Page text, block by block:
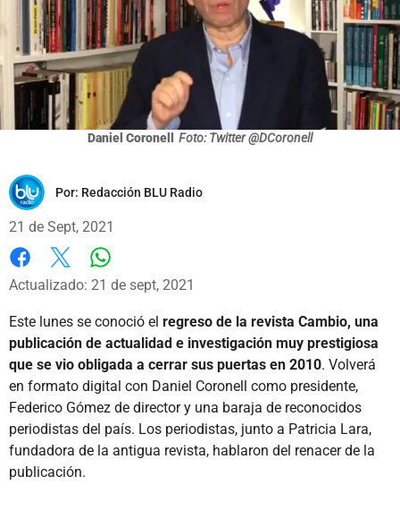
Daniel Coronell Foto: Twitter @DCoronell
Por: Redacción BLU Radio
21 de Sept, 2021
Facebook
X
Actualizado: 21 de sept, 2021
Este lunes se conoció el regreso de la revista Cambio, una
publicación de actualidad e investigación muy prestigiosa
que se vio obligada a cerrar sus puertas en 2010. Volverá
en formato digital con Daniel Coronell como presidente,
Federico Gómez de director y una baraja de reconocidos
periodistas del país. Los periodistas, junto a Patricia Lara,
fundadora de la antigua revista, hablaron del renacer de la
publicación.